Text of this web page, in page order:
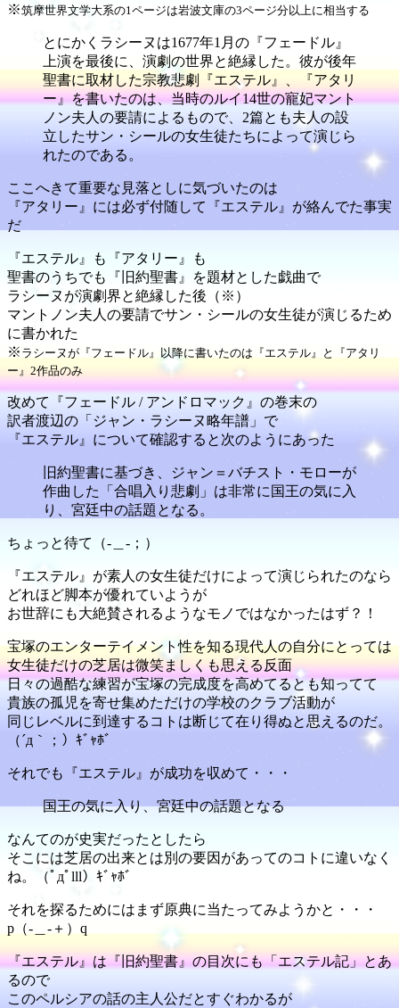
※筑摩世界文学大系の1ページは岩波文庫の3ページ分以上に相当する
とにかくラシーヌは1677年1月の『フェードル』
上演を最後に、演劇の世界と絶縁した。彼が後年
聖書に取材した宗教悲劇『エステル』、『アタリ
ー』を書いたのは、当時のルイ14世の寵妃マント
ノン夫人の要請によるもので、2篇とも夫人の設
立したサン・シールの女生徒たちによって演じら
れたのである。
ここへきて重要な見落としに気づいたのは
『アタリー』には必ず付随して『エステル』が絡んでた事実
だ
『エステル』も『アタリー』も
聖書のうちでも『旧約聖書』を題材とした戯曲で
ラシーヌが演劇界と絶縁した後（※）
マントノン夫人の要請でサン・シールの女生徒が演じるため
に書かれた
※ ラシーヌが『フェードル』以降に書いたのは『エステル』と『アタリ
ー』2作品のみ
改めて『フェードル / アンドロマック』の巻末の
訳者渡辺の「ジャン・ラシーヌ略年譜」で
『エステル』について確認すると次のようにあった
旧約聖書に基づき、ジャン＝バチスト・モローが
作曲した「合唱入り悲劇」は非常に国王の気に入
り、宮廷中の話題となる。
ちょっと待て（-＿-；）
『エステル』が素人の女生徒だけによって演じられたのなら
どれほど脚本が優れていようが
お世辞にも大絶賛されるようなモノではなかったはず？！
宝塚のエンターテイメント性を知る現代人の自分にとっては
女生徒だけの芝居は微笑ましくも思える反面
日々の過酷な練習が宝塚の完成度を高めてるとも知ってて
貴族の孤児を寄せ集めただけの学校のクラブ活動が
同じレベルに到達するコトは断じて在り得ぬと思えるのだ。
（´д｀；）ｷﾞｬﾎﾞ
それでも『エステル』が成功を収めて・・・
国王の気に入り、宮廷中の話題となる
なんてのが史実だったとしたら
そこには芝居の出来とは別の要因があってのコトに違いなく
ね。（ﾟдﾟlll）ｷﾞｬﾎﾞ
それを探るためにはまず原典に当たってみようかと・・・
p（-＿-＋）q
『エステル』は『旧約聖書』の目次にも「エステル記」とあ
るので
このペルシアの話の主人公だとすぐわかるが